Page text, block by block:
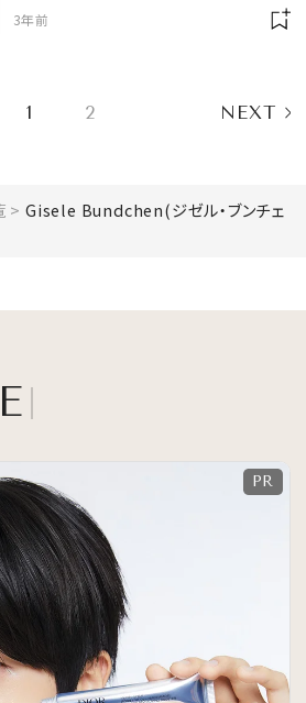
ど、愛と笑いに満ちたバレ
3年前
1 2 NEXT
Gisele Bundchen(ジゼル・ブンチェ